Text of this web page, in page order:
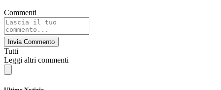
Commenti
Invia Commento
Tutti
Leggi altri commenti